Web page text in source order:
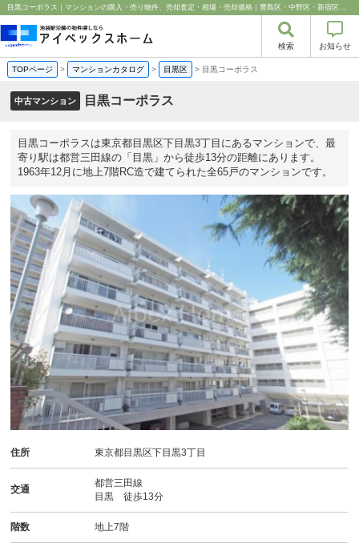
目黒コーポラス｜マンションの購入・売り物件、売却査定・相場・売却価格｜豊島区・中野区・新宿区の中古マンション・リノベーション情報なら池袋のアイベックスホーム！
検索 お知らせ
TOPページ > マンションカタログ > 目黒区 > 目黒コーポラス
中古マンション 目黒コーポラス
目黒コーポラスは東京都目黒区下目黒3丁目にあるマンションで、最
寄り駅は都営三田線の「目黒」から徒歩13分の距離にあります。
1963年12月に地上7階RC造で建てられた全65戸のマンションです。
住所 東京都目黒区下目黒3丁目
交通
都営三田線
目黒 徒歩13分
階数 地上7階